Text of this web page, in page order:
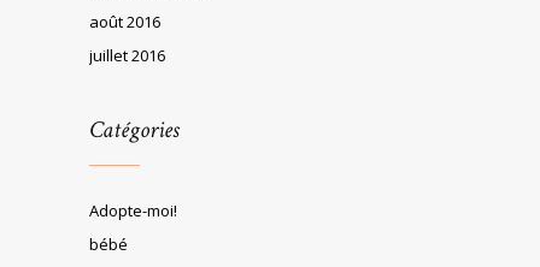
août 2016
juillet 2016
Catégories
Adopte-moi!
bébé